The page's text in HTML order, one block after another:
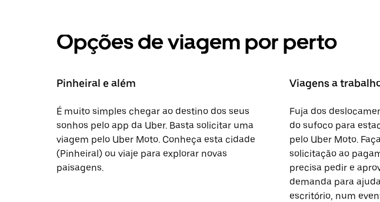
Opções de viagem por perto
Pinheiral e além
É muito simples chegar ao destino dos seus
sonhos pelo app da Uber. Basta solicitar uma
viagem pelo Uber Moto. Conheça esta cidade
(Pinheiral) ou viaje para explorar novas
paisagens.
Viagens a
Fuja dos
do sufoco para
pelo Uber Moto.
solicitação ao
precisa pedir e
demanda para
escritório, num